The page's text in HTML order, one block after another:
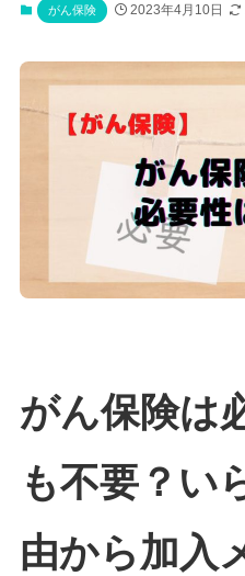
がん保険 2023年4月10日
がん保険は
も不要？い
由から加入